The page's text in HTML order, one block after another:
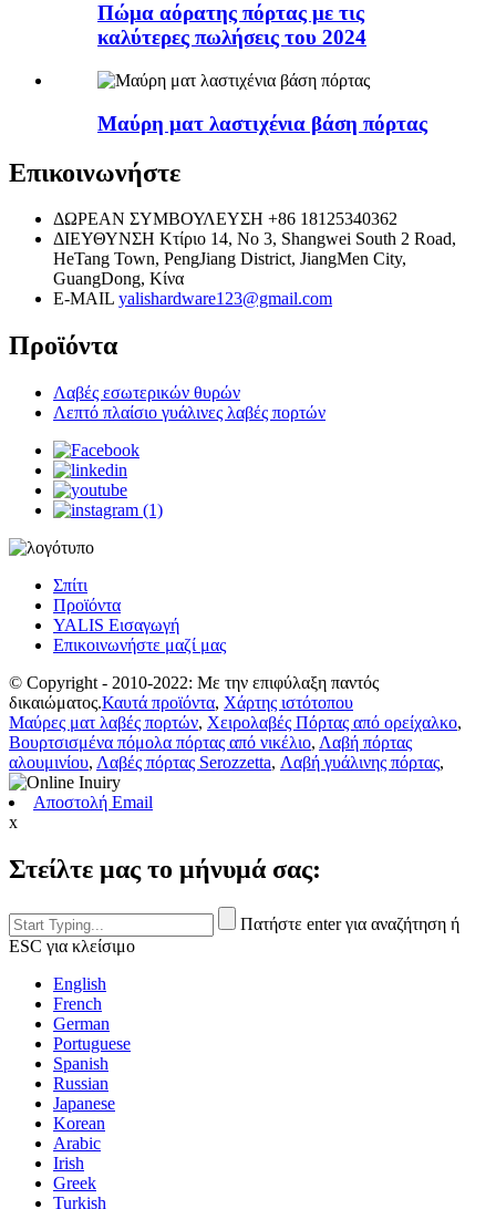
Πώμα αόρατης πόρτας με τις
καλύτερες πωλήσεις του 2024
Μαύρη ματ λαστιχένια βάση πόρτας
Επικοινωνήστε
ΔΩΡΕΑΝ ΣΥΜΒΟΥΛΕΥΣΗ +86 18125340362
ΔΙΕΥΘΥΝΣΗ Κτίριο 14, No 3, Shangwei South 2 Road,
HeTang Town, PengJiang District, JiangMen City,
GuangDong, Κίνα
E-MAIL yalishardware123@gmail.com
Προϊόντα
Λαβές εσωτερικών θυρών
Λεπτό πλαίσιο γυάλινες λαβές πορτών
Σπίτι
Προϊόντα
YALIS Εισαγωγή
Επικοινωνήστε μαζί μας
© Copyright - 2010-2022: Με την επιφύλαξη παντός
δικαιώματος.Καυτά προϊόντα, Χάρτης ιστότοπου
Μαύρες ματ λαβές πορτών, Χειρολαβές Πόρτας από ορείχαλκο,
Βουρτσισμένα πόμολα πόρτας από νικέλιο, Λαβή πόρτας
αλουμινίου, Λαβές πόρτας Serozzetta, Λαβή γυάλινης πόρτας,
Αποστολή Email
x
Στείλτε μας το μήνυμά σας:
Πατήστε enter για αναζήτηση ή
ESC για κλείσιμο
English
French
German
Portuguese
Spanish
Russian
Japanese
Korean
Arabic
Irish
Greek
Turkish